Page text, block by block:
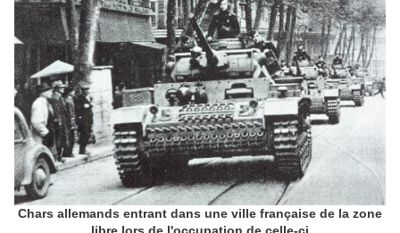
Chars allemands entrant dans une ville française de la zone